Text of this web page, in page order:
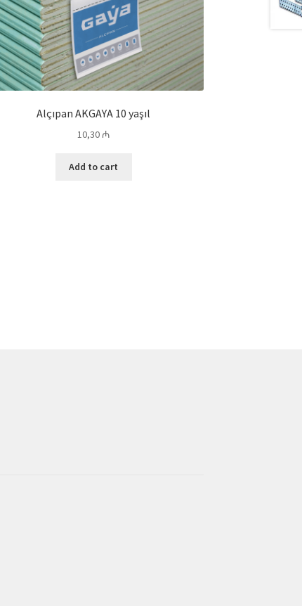
Alçıpan AKGAYA 10 yaşıl
10,30₼
Add to cart